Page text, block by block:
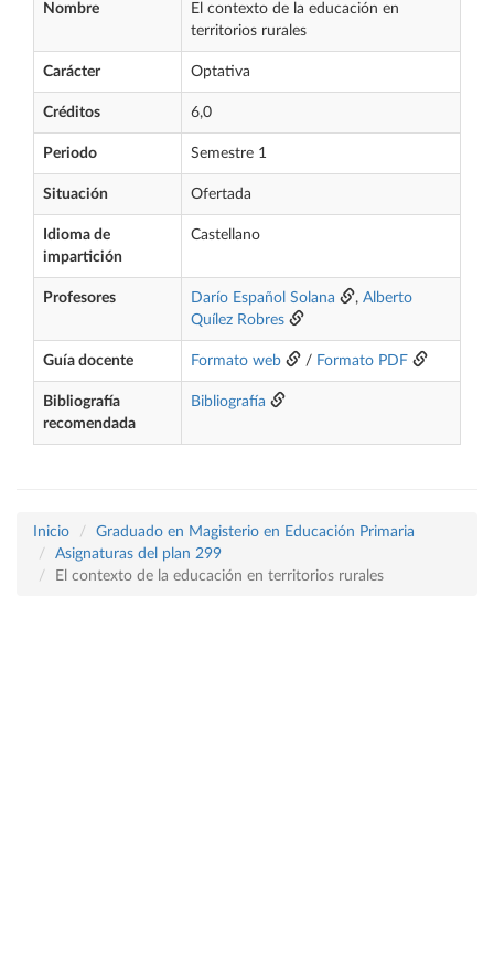
Nombre
El contexto de la educación en
territorios rurales
Carácter Optativa
Créditos 6,0
Periodo Semestre 1
Situación Ofertada
Idioma de
impartición
Castellano
Profesores Darío Español Solana , Alberto
Quílez Robres
Guía docente Formato web / Formato PDF
Bibliografía
recomendada
Bibliografía
Inicio
Graduado en Magisterio en Educación Primaria
Asignaturas del plan 299
El contexto de la educación en territorios rurales